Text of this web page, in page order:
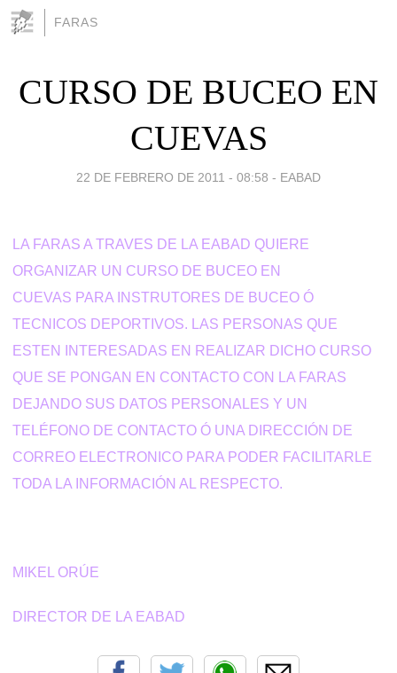
FARAS
CURSO DE BUCEO EN
CUEVAS
22 DE FEBRERO DE 2011 - 08:58 - EABAD
LA FARAS A TRAVES DE LA EABAD QUIERE
ORGANIZAR UN CURSO DE BUCEO EN
CUEVAS PARA INSTRUTORES DE BUCEO Ó
TECNICOS DEPORTIVOS. LAS PERSONAS QUE
ESTEN INTERESADAS EN REALIZAR DICHO CURSO
QUE SE PONGAN EN CONTACTO CON LA FARAS
DEJANDO SUS DATOS PERSONALES Y UN
TELÉFONO DE CONTACTO Ó UNA DIRECCIÓN DE
CORREO ELECTRONICO PARA PODER FACILITARLE
TODA LA INFORMACIÓN AL RESPECTO.
MIKEL ORÚE
DIRECTOR DE LA EABAD